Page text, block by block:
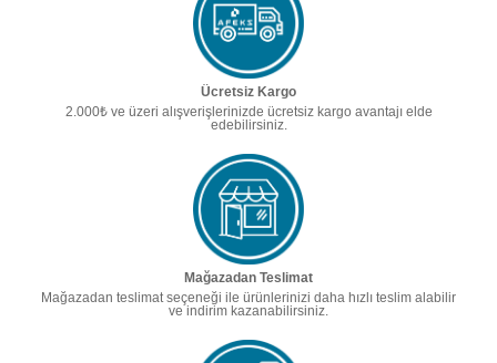
Ücretsiz Kargo
2.000₺ ve üzeri alışverişlerinizde ücretsiz kargo avantajı elde
edebilirsiniz.
Mağazadan Teslimat
Mağazadan teslimat seçeneği ile ürünlerinizi daha hızlı teslim alabilir
ve indirim kazanabilirsiniz.